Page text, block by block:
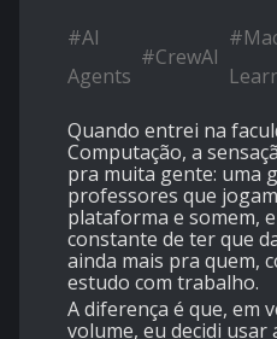
#AI
Agents
#CrewAI
#
Quando entrei na
Computação, a
pra muita gente: uma
professores que
plataforma e somem,
constante de ter que
ainda mais pra quem,
estudo com trabalho.
A diferença é que, em
volume, eu decidi